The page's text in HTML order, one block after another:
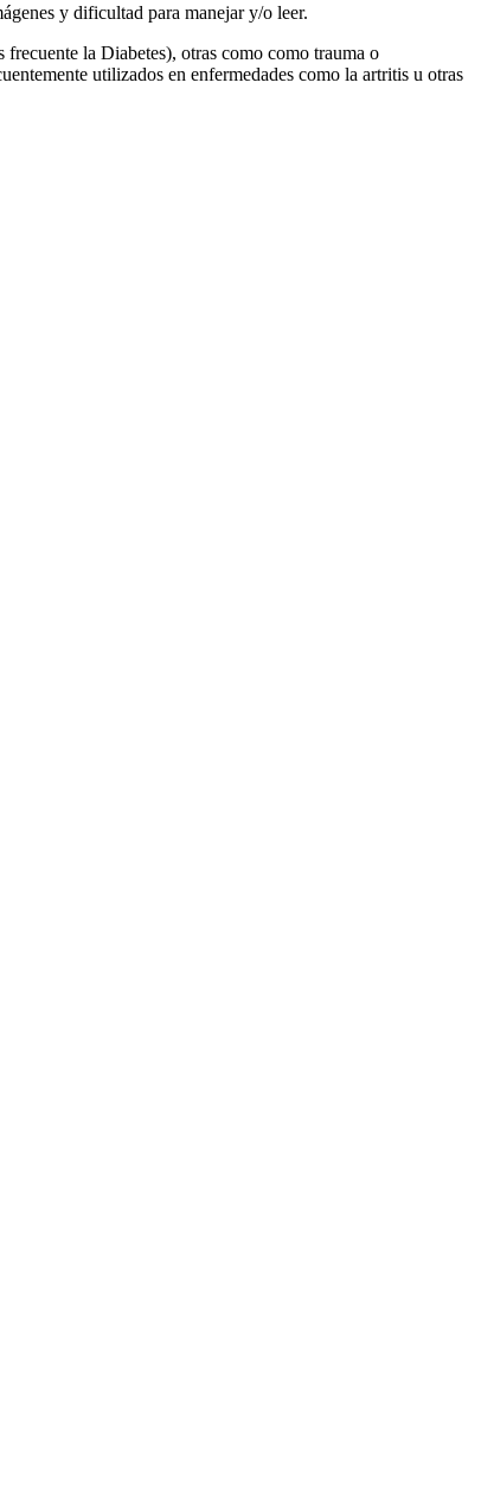
y dificultad para manejar y/o leer.
frecuente la Diabetes), otras como como trauma o
utilizados en enfermedades como la artritis u otras